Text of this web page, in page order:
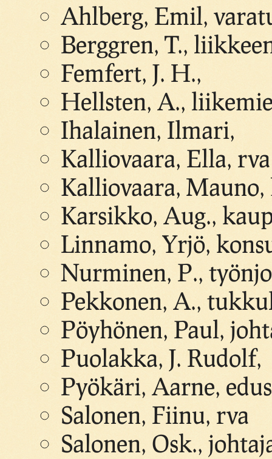
Ahlberg, Emil,
Berggren, T.,
Femfert, J. H.,
Hellsten, A.,
Ihalainen, Ilmari,
Kalliovaara, Ella, rva
Kalliovaara,
Karsikko, Aug.,
Linnamo, Yrjö,
Nurminen, P.,
Pekkonen, A.,
Pöyhönen, Paul,
Puolakka, J. Rudolf,
Pyökäri, Aarne,
Salonen, Fiinu, rva
Salonen, Osk.,